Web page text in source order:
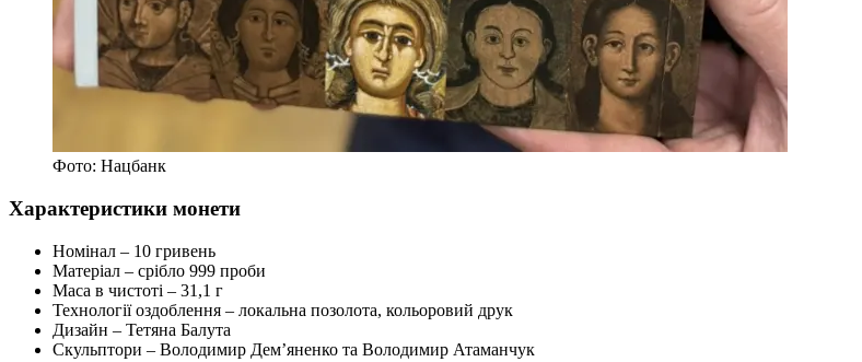
Фото: Нацбанк
Характеристики монети
Номінал – 10 гривень
Матеріал – срібло 999 проби
Маса в чистоті – 31,1 г
Технології оздоблення – локальна позолота, кольоровий друк
Дизайн – Тетяна Балута
Скульптори – Володимир Дем’яненко та Володимир Атаманчук